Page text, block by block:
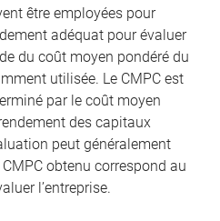
être employées pour
adéquat pour évaluer
du coût moyen pondéré du
utilisée. Le CMPC est
par le coût moyen
des capitaux
peut généralement
obtenu correspond au
l’entreprise.